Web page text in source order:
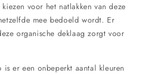
voor het natlakken van deze
mee bedoeld wordt. Er
organische deklaag zorgt voor
er een onbeperkt aantal kleuren